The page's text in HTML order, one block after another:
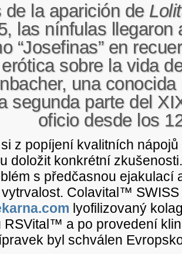
de la aparición de
las nínfulas llegaron
“Josefinas” en
erótica sobre la vida
una
segunda parte del
oficio desde los
z popíjení kvalitních
doložit konkrétní
s předčasnou ejakulací
Colavital™ SWISS
lyofilizovaný
RSVital™ a po provedení
byl schválen